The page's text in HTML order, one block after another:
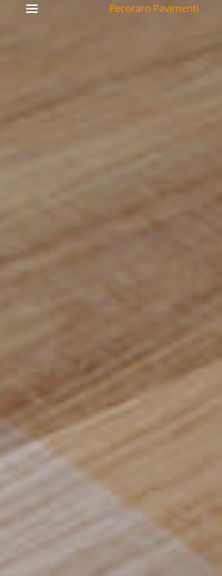
Pecoraro Pavimenti